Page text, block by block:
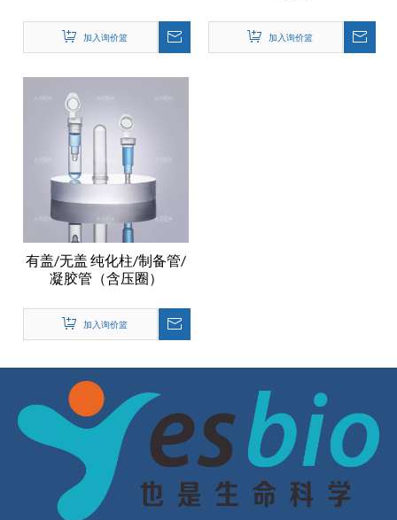
加入询价篮 加入询价篮
有盖/无盖 纯化柱/制备管/
凝胶管（含压圈）
加入询价篮